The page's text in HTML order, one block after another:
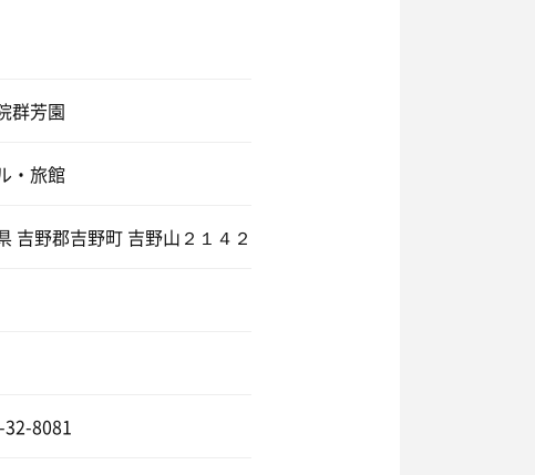
群芳園
・旅館
吉野郡吉野町 吉野山２１４２
8081